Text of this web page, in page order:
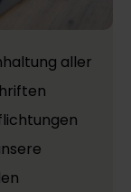
aller